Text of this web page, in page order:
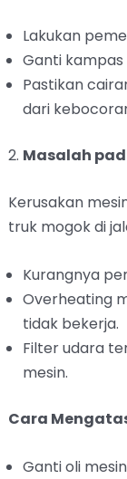
Lakukan
Ganti
Pastikan
dari
2. Masalah
Kerusakan
truk mogok di
Kurangnya
Overheating
tidak bekerja.
Filter udara
mesin.
Cara
Ganti oli